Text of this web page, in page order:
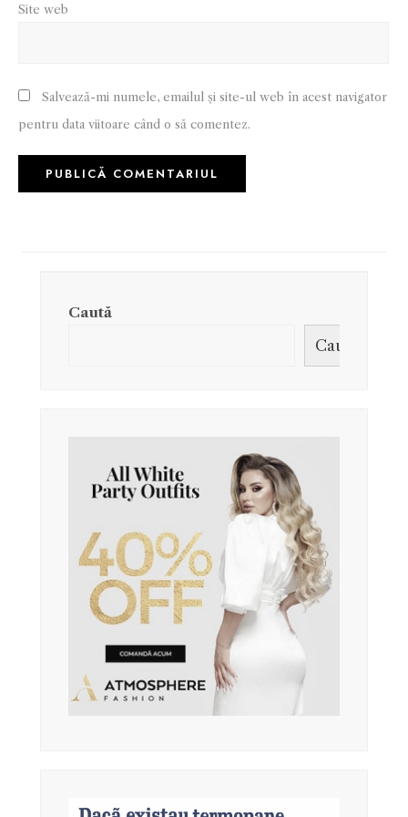
Site web
Salvează-mi numele, emailul și site-ul web în acest navigator
pentru data viitoare când o să comentez.
Caută
Caută